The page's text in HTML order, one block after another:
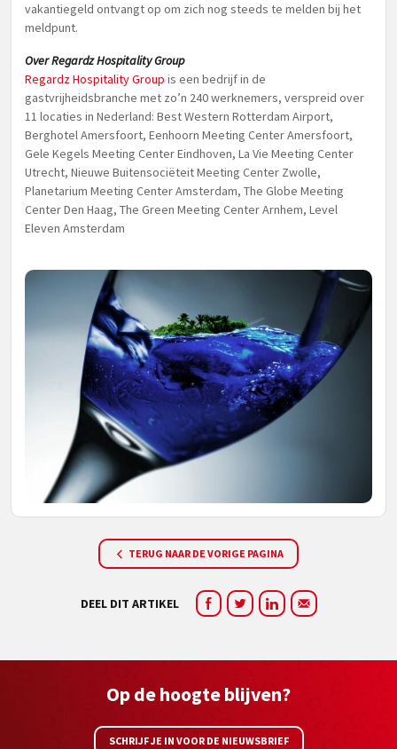
vakantiegeld ontvangt op om zich nog steeds te melden bij het
meldpunt.
Over Regardz Hospitality Group
Regardz Hospitality Group is een bedrijf in de
gastvrijheidsbranche met zo’n 240 werknemers, verspreid over
11 locaties in Nederland: Best Western Rotterdam Airport,
Berghotel Amersfoort, Eenhoorn Meeting Center Amersfoort,
Gele Kegels Meeting Center Eindhoven, La Vie Meeting Center
Utrecht, Nieuwe Buitensociëteit Meeting Center Zwolle,
Planetarium Meeting Center Amsterdam, The Globe Meeting
Center Den Haag, The Green Meeting Center Arnhem, Level
Eleven Amsterdam
TERUG NAAR DE VORIGE PAGINA
DEEL DIT ARTIKEL
Op de hoogte blijven?
SCHRIJF JE IN VOOR DE NIEUWSBRIEF